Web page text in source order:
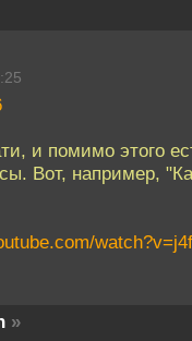
и помимо этого
Вот, например,
»